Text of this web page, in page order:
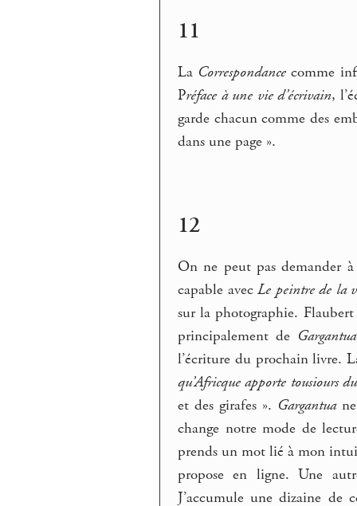
11
La Correspondance comme
Préface à une vie d’écrivain,
garde chacun comme des
dans une page ».
12
On ne peut pas demander
capable avecLe peintre de la
sur la photographie.
principalement de Gargantua
l’écriture du prochain livre.
qu’Africque apporte tousiours
et des girafes ». Gargantuane
change notre mode de
prends un mot lié à mon
propose en ligne. Une
J’accumule une dizaine de